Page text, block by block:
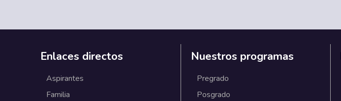
Enlaces directos
Aspirantes
Familia
Nuestros programas
Pregrado
Posgrado